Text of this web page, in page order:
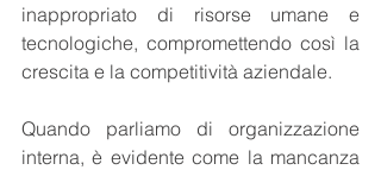
inappropriato di risorse umane e
tecnologiche, compromettendo così la
crescita e la competitività aziendale.
Quando parliamo di organizzazione
interna, è evidente come la mancanza